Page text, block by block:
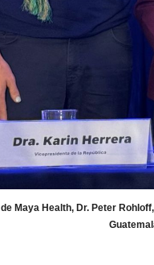
Maya Health, Dr. Peter